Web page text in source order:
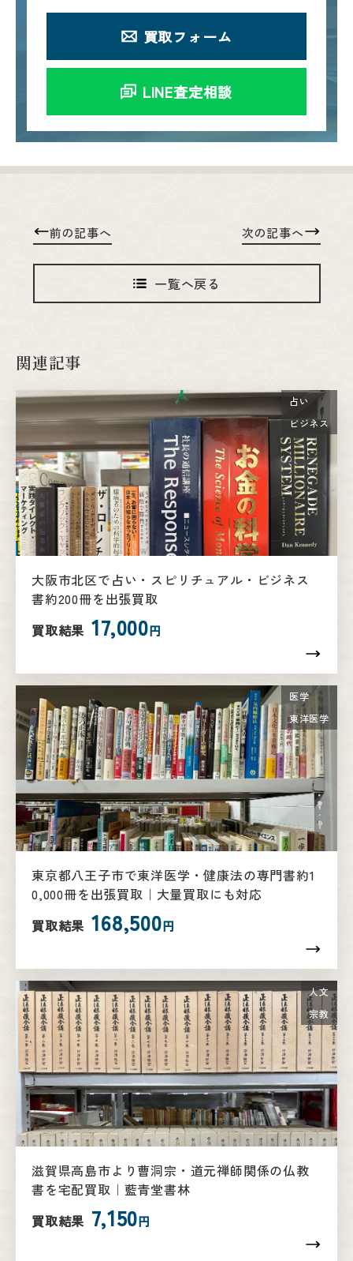
買取フォーム
LINE査定相談
前の記事へ
一覧へ戻る
次の記事へ
関連記事
占い
ビジネス
大阪市北区で占い・スピリチュアル・ビジネス
書約200冊を出張買取
買取結果 17,000円
医学
東洋医学
東京都八王子市で東洋医学・健康法の専門書約1
0,000冊を出張買取｜大量買取にも対応
買取結果 168,500円
人文
宗教
滋賀県高島市より曹洞宗・道元禅師関係の仏教
書を宅配買取｜藍青堂書林
買取結果 7,150円